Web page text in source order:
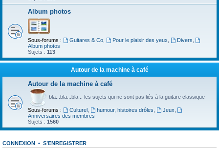
Album photos
Sous-forums : Guitares & Co, Pour le plaisir des yeux Divers
Album photos
Sujets : 113
Autour de la machine à café
Autour de la machine à café
bla...bla...bla... les sujets qui ne sont pas liés à la guitare classique
Sous-forums : Culturel, humour, histoires drôles Jeux
Anniversaires des membres
Sujets : 1560
CONNEXION • S’ENREGISTRER